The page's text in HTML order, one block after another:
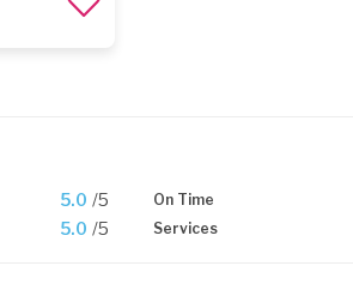
5.0 /5 On Time
5.0 /5 Services